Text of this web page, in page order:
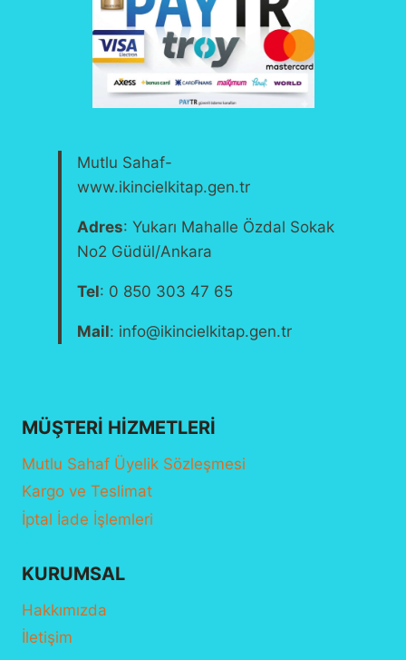
Mutlu Sahaf-
www.ikincielkitap.gen.tr
Adres: Yukarı Mahalle Özdal Sokak
No2 Güdül/Ankara
Tel: 0 850 303 47 65
Mail: info@ikincielkitap.gen.tr
MÜŞTERI HIZMETLERI
Mutlu Sahaf Üyelik Sözleşmesi
Kargo ve Teslimat
İptal İade İşlemleri
KURUMSAL
Hakkımızda
İletişim